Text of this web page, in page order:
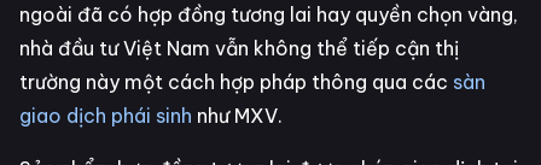
ngoài đã có hợp đồng tương lai hay quyền chọn vàng,
nhà đầu tư Việt Nam vẫn không thể tiếp cận thị
trường này một cách hợp pháp thông qua các sàn
giao dịch phái sinh như MXV.